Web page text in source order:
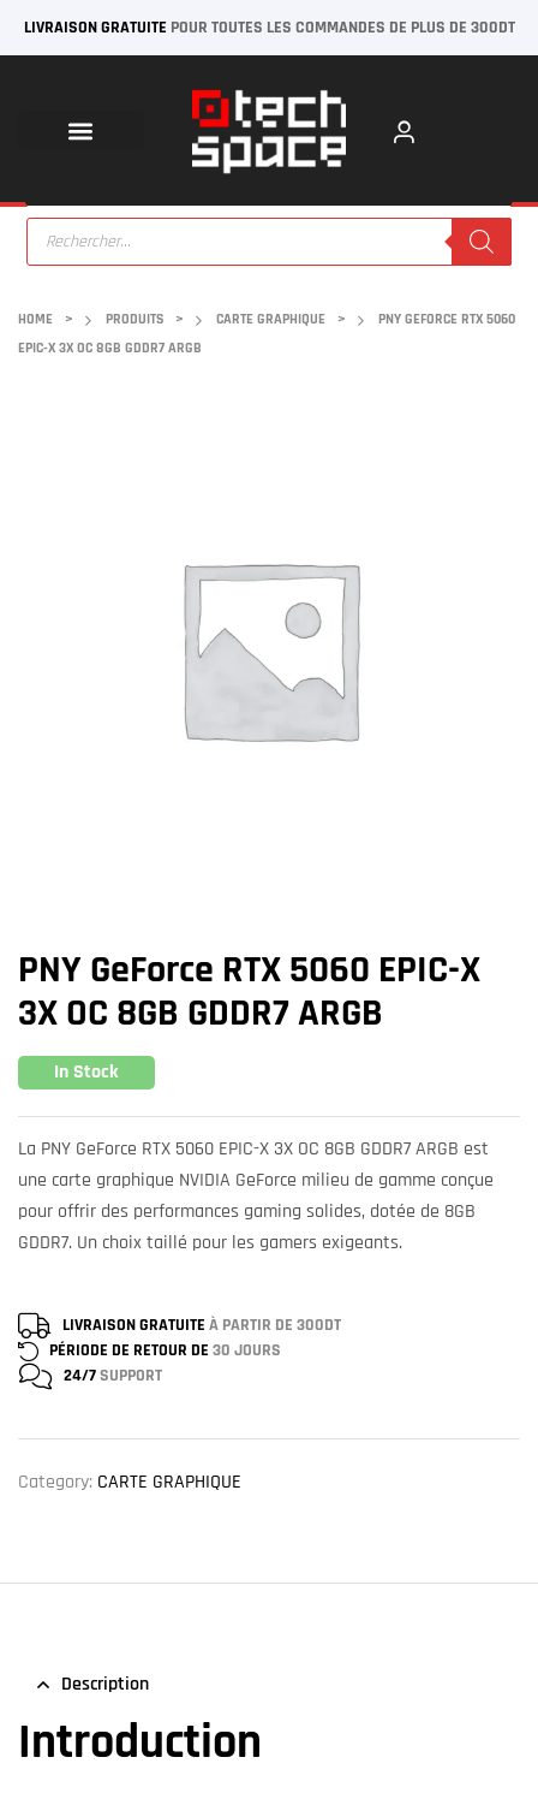
LIVRAISON GRATUITE POUR TOUTES LES COMMANDES DE PLUS DE 300DT
HOME > PRODUITS > CARTE GRAPHIQUE >
PNY GEFORCE RTX 5060
EPIC-X 3X OC 8GB GDDR7 ARGB
PNY GeForce RTX 5060 EPIC-X
3X OC 8GB GDDR7 ARGB
In Stock
La PNY GeForce RTX 5060 EPIC-X 3X OC 8GB GDDR7 ARGB est
une carte graphique NVIDIA GeForce milieu de gamme conçue
pour offrir des performances gaming solides, dotée de 8GB
GDDR7. Un choix taillé pour les gamers exigeants.
LIVRAISON GRATUITE À PARTIR DE 300DT
PÉRIODE DE RETOUR DE 30 JOURS
24/7SUPPORT
Category: CARTE GRAPHIQUE
Description
Introduction